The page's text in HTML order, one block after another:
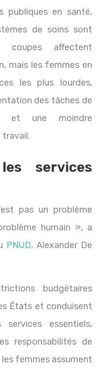
publiques en santé,
de soins sont
coupes affectent
mais les femmes en
les plus lourdes,
des tâches de
et une moindre
travail.
services
pas un problème
humain », a
PNUD, Alexander De
budgétaires
États et conduisent
essentiels,
responsabilités de
les femmes assument